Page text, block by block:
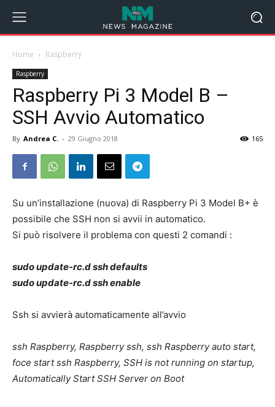
Home Raspberry
Raspberry
Raspberry Pi 3 Model B –
SSH Avvio Automatico
By Andrea C. - 29 Giugno 2018 165
Su un’installazione (nuova) di Raspberry Pi 3 Model B+ è
possibile che SSH non si avvii in automatico.
Si può risolvere il problema con questi 2 comandi :
sudo update-rc.d ssh defaults
sudo update-rc.d ssh enable
Ssh si avvierà automaticamente all’avvio
ssh Raspberry, Raspberry ssh, ssh Raspberry auto start,
foce start ssh Raspberry, SSH is not running on startup,
Automatically Start SSH Server on Boot